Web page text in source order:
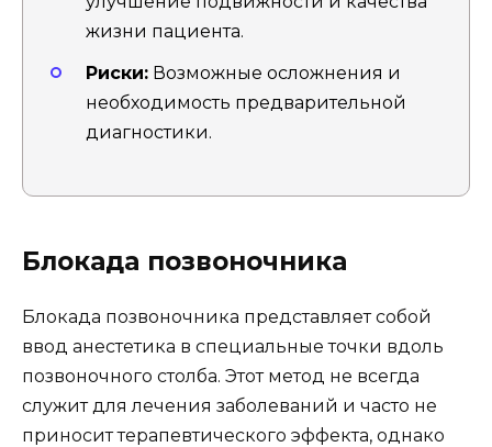
жизни пациента.
Риски: Возможные осложнения и
необходимость предварительной
диагностики.
Блокада позвоночника
Блокада позвоночника представляет собой
ввод анестетика в специальные точки вдоль
позвоночного столба. Этот метод не всегда
служит для лечения заболеваний и часто не
приносит терапевтического эффекта, однако